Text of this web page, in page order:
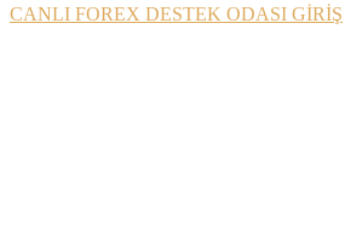
CANLI FOREX DESTEK ODASI GİRİŞ